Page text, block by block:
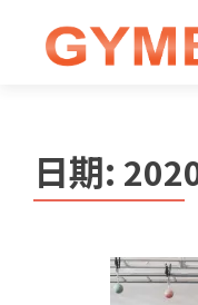
日期: